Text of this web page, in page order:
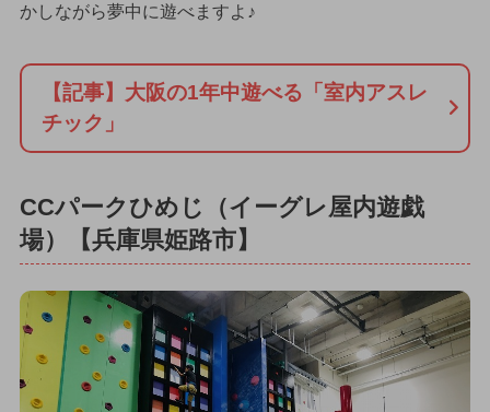
かしながら夢中に遊べますよ♪
【記事】大阪の1年中遊べる「室内アスレ
チック」
CCパークひめじ（イーグレ屋内遊戯
場）【兵庫県姫路市】